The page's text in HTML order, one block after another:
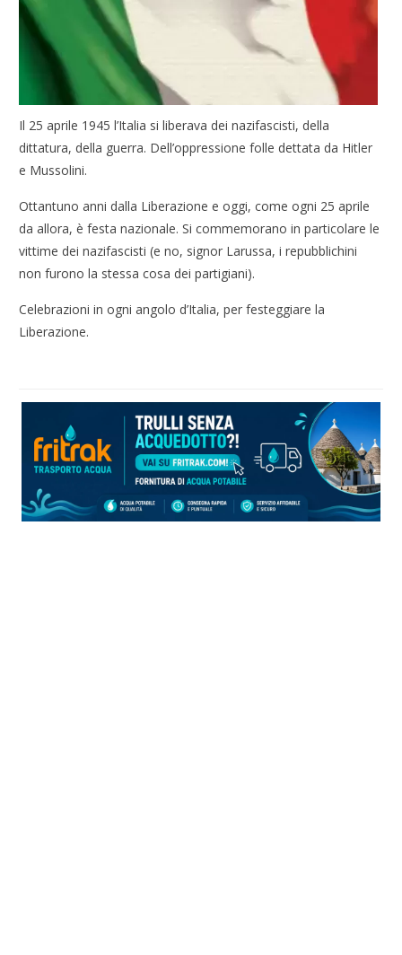
Il 25 aprile 1945 l’Italia si liberava dei nazifascisti, della
dittatura, della guerra. Dell’oppressione folle dettata da Hitler
e Mussolini.
Ottantuno anni dalla Liberazione e oggi, come ogni 25 aprile
da allora, è festa nazionale. Si commemorano in particolare le
vittime dei nazifascisti (e no, signor Larussa, i repubblichini
non furono la stessa cosa dei partigiani).
Celebrazioni in ogni angolo d’Italia, per festeggiare la
Liberazione.